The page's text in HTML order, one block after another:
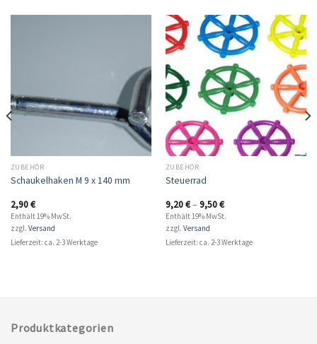
ZUBEHÖR
Schaukelhaken M 9 x 140 mm
2,90€
Enthält 19% MwSt.
zzgl. Versand
Lieferzeit: ca. 2-3 Werktage
ZUBEHÖR
Steuerrad
9,20€– 9,50€
Enthält 19% MwSt.
zzgl. Versand
Lieferzeit: ca. 2-3 Werktage
Produktkategorien